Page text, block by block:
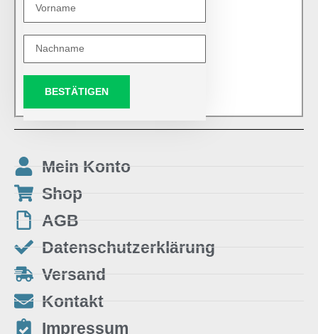
BESTÄTIGEN
Mein Konto
Shop
AGB
Datenschutzerklärung
Versand
Kontakt
Impressum